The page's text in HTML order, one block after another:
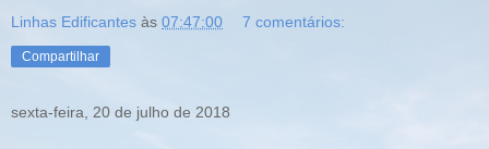
Linhas Edificantes às 07:47:00 7 comentários:
Compartilhar
sexta-feira, 20 de julho de 2018